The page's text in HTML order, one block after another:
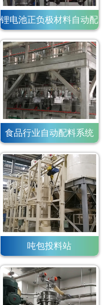
锂电池正负极材料自动配
料系统
食品行业自动配料系统
吨包投料站